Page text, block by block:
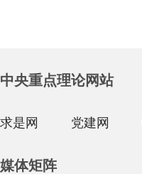
中央重点理论网站
求是网 党建网
媒体矩阵